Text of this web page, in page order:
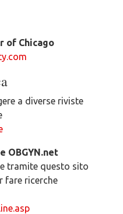
of Chicago
a diverse riviste
OBGYN.net
tramite questo sito
fare ricerche